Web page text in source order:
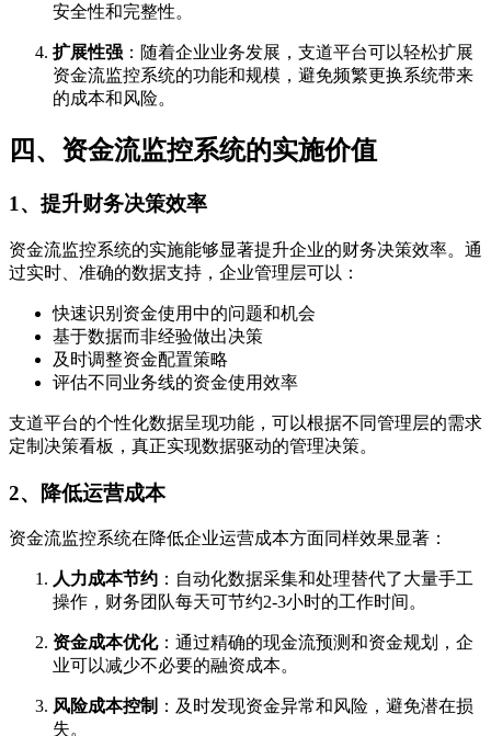
安全性和完整性。
扩展性强 ：随着企业业务发展，支道平台可以轻松扩展
资金流监控系统的功能和规模，避免频繁更换系统带来
的成本和风险。
四、资金流监控系统的实施价值
1、提升财务决策效率
资金流监控系统的实施能够显著提升企业的财务决策效率。通
过实时、准确的数据支持，企业管理层可以：
快速识别资金使用中的问题和机会
基于数据而非经验做出决策
及时调整资金配置策略
评估不同业务线的资金使用效率
支道平台的个性化数据呈现功能，可以根据不同管理层的需求
定制决策看板，真正实现数据驱动的管理决策。
2、降低运营成本
资金流监控系统在降低企业运营成本方面同样效果显著：
人力成本节约 ：自动化数据采集和处理替代了大量手工
操作，财务团队每天可节约2-3小时的工作时间。
资金成本优化：通过精确的现金流预测和资金规划，企
业可以减少不必要的融资成本。
风险成本控制 ：及时发现资金异常和风险，避免潜在损
失。